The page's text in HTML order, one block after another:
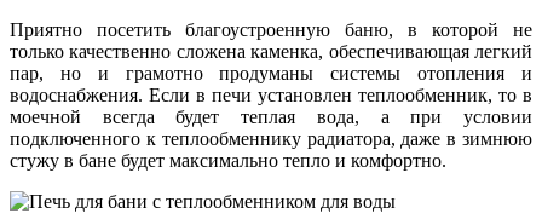
Приятно посетить благоустроенную баню, в которой не
только качественно сложена каменка, обеспечивающая легкий
пар, но и грамотно продуманы системы отопления и
водоснабжения. Если в печи установлен теплообменник, то в
моечной всегда будет теплая вода, а при условии
подключенного к теплообменнику радиатора, даже в зимнюю
стужу в бане будет максимально тепло и комфортно.